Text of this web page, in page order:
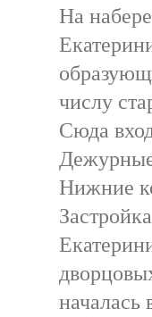
На
числу
Сюда
Нижние